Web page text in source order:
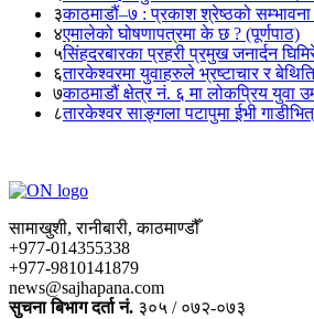
३काठमाडौं–७ : प्रकाश श्रेष्ठको
४एमालेको घोषणापत्रमा के छ ? (पूर्णपाठ)
५सिंहदरबारका प्रहरी प्रमुख जनार्दन
६तारकेश्वरमा युवाहरुले भ्रष्टाचार र
७काठमाडौं क्षेत्र नं. ६ मा लोकप्रिय युवा
८तारकेश्वर साङ्गला पटापुमा ईभी
सामाखुशी, रानीबारी, काठमाण्डौँ
+977-014355338
+977-9810141879
news@sajhapana.com
सुचना बिभाग दर्ता नं. ३०५ / ०७२-०७३